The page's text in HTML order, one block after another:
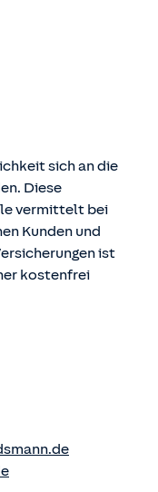
über die vom
sich an die
Diese
vermittelt bei
Kunden und
ist
kostenfrei